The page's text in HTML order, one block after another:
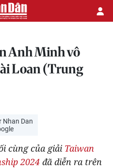
Anh Minh vô
Loan (Trung
Nhan Dan
cùng của giải Taiwan
2024 đã diễn ra trên